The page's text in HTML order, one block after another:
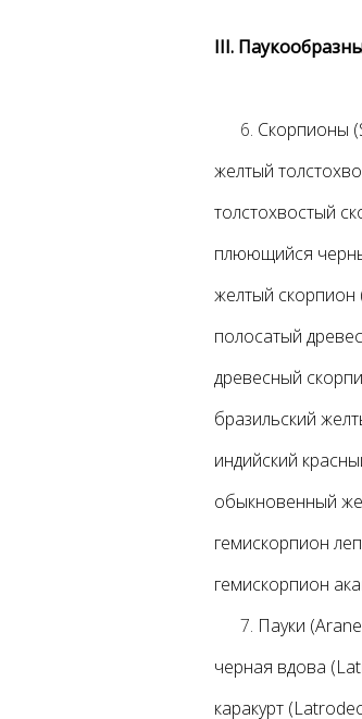
III.
Скорпионы
желтый
толстохвостый
плюющийся
желтый скорпион
полосатый
древесный
бразильский
индийский
обыкновенный
гемискорпион
гемискорпион
Пауки
черная вдова
каракурт